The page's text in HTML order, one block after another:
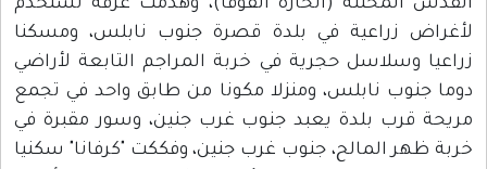
المحتلة (الحارة الفوقا)، وهدمت غرفة تستخدم
زراعية في بلدة قصرة جنوب نابلس، ومسكنا
وسلاسل حجرية في خربة المراجم التابعة لأراضي
جنوب نابلس، ومنزلا مكونا من طابق واحد في تجمع
قرب بلدة يعبد جنوب غرب جنين، وسور مقبرة في
ظهر المالح، جنوب غرب جنين، وفككت "كرفانا" سكنيا